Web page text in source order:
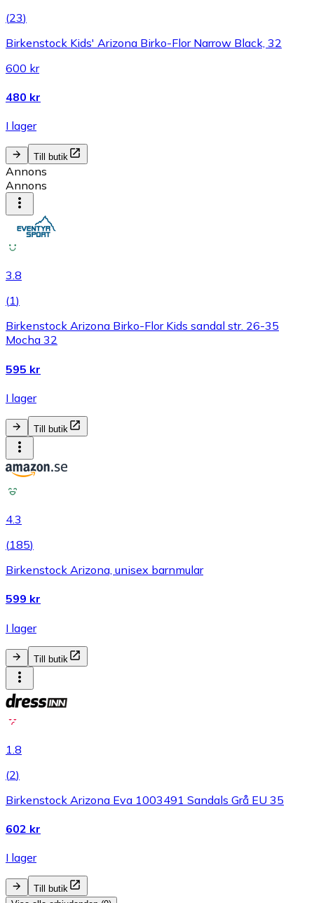
(23)
Birkenstock Kids' Arizona Birko-Flor Narrow Black, 32
600 kr
480 kr
I lager
Till butik
Annons
Annons
3.8
(1)
Birkenstock Arizona Birko-Flor Kids sandal str. 26-35
Mocha 32
595 kr
I lager
Till butik
4.3
(185)
Birkenstock Arizona, unisex barnmular
599 kr
I lager
Till butik
1.8
(2)
Birkenstock Arizona Eva 1003491 Sandals Grå EU 35
602 kr
I lager
Till butik